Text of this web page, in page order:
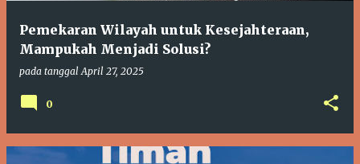
Pemekaran Wilayah untuk Kesejahteraan,
Mampukah Menjadi Solusi?
pada tanggalApril 27, 2025
0